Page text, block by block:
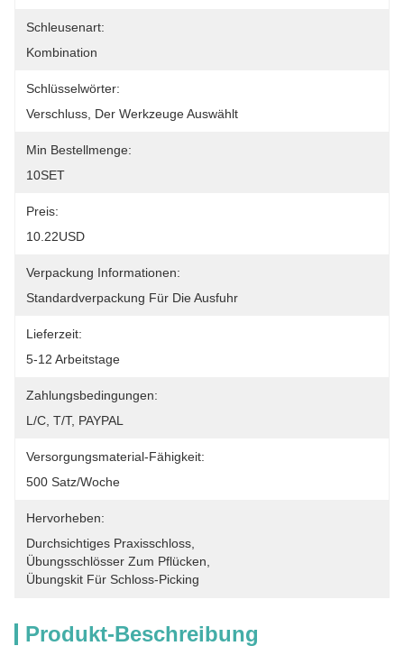
Schleusenart:
Kombination
Schlüsselwörter:
Verschluss, Der Werkzeuge Auswählt
Min Bestellmenge:
10SET
Preis:
10.22USD
Verpackung Informationen:
Standardverpackung Für Die Ausfuhr
Lieferzeit:
5-12 Arbeitstage
Zahlungsbedingungen:
L/C, T/T, PAYPAL
Versorgungsmaterial-Fähigkeit:
500 Satz/Woche
Hervorheben:
Durchsichtiges Praxisschloss
Übungsschlösser Zum Pflücken
Übungskit Für Schloss-Picking
Produkt-Beschreibung